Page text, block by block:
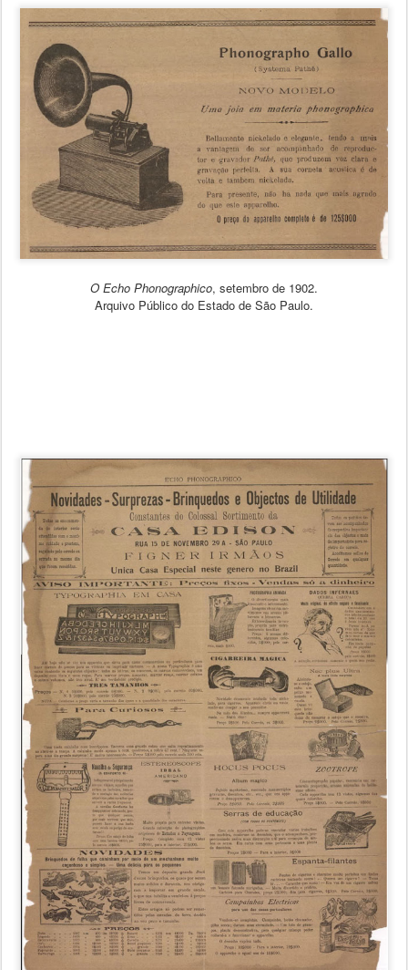
O Echo Phonographico, setembro de 1902.
Arquivo Público do Estado de São Paulo.